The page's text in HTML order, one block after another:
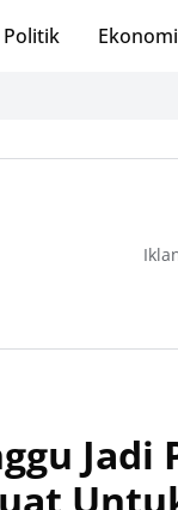
Politik Ekonomi
Jadi